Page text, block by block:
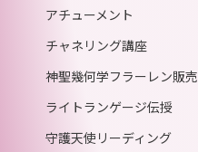
アチューメント
チャネリング講座
神聖幾何学フラーレン販売
ライトランゲージ伝授
守護天使リーディング